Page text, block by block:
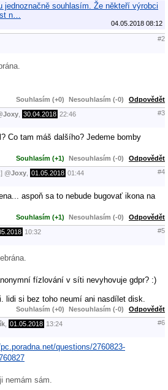
jednoznačně souhlasím. Že někteří výrobci
n…
04.05.2018 08:12
#2
Souhlasím (+0) Nesouhlasím (-0) Odpovědět
Joxy 30.04.2018 22:46 #3
Co tam máš dalšího? Jedeme bomby
Souhlasím (+1) Nesouhlasím (-0) Odpovědět
@Joxy 01.05.2018 01:44 #4
aspoň sa to nebude bugovať ikona na
Souhlasím (+1) Nesouhlasím (-0) Odpovědět
10:32 #5
fízlování v síti nevyhovuje gdpr? :)
lidi si bez toho neumí ani nasdílet disk.
Souhlasím (+0) Nesouhlasím (-0) Odpovědět
01.05.2018 13:24 #6
questions/2760823-
nemám sám.